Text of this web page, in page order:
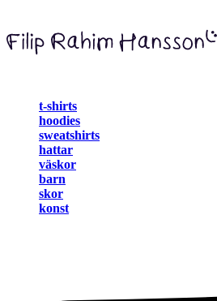
t-shirts
hoodies
sweatshirts
hattar
väskor
barn
skor
konst